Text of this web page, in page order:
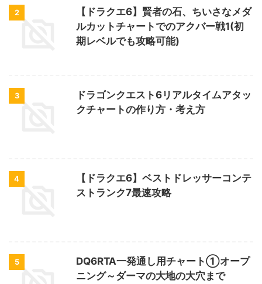
2
【ドラクエ6】賢者の石、ちいさなメダ
ルカットチャートでのアクバー戦1(初
期レベルでも攻略可能)
3
ドラゴンクエスト6リアルタイムアタッ
クチャートの作り方・考え方
4
【ドラクエ6】ベストドレッサーコンテ
ストランク7最速攻略
5
DQ6RTA一発通し用チャート①オープ
ニング～ダーマの大地の大穴まで